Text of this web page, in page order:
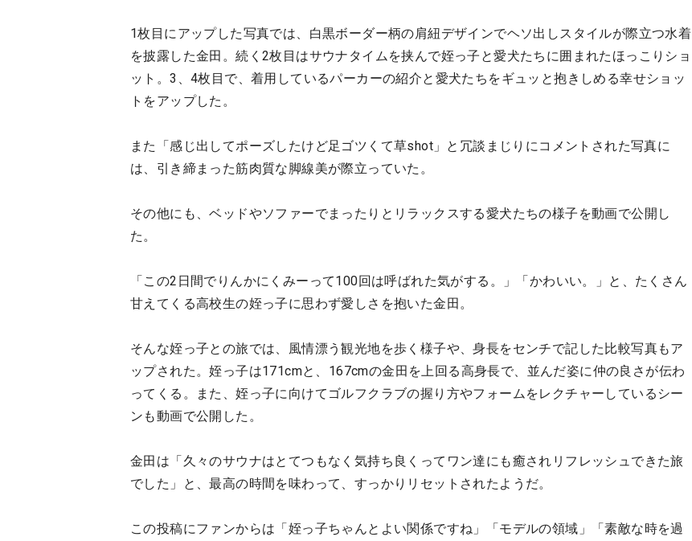
1枚目にアップした写真では、白黒ボーダー柄の肩紐デザインでヘソ出しスタイルが際立つ水着
を披露した金田。続く2枚目はサウナタイムを挟んで姪っ子と愛犬たちに囲まれたほっこりショ
ット。3、4枚目で、着用しているパーカーの紹介と愛犬たちをギュッと抱きしめる幸せショッ
トをアップした。
また「感じ出してポーズしたけど足ゴツくて草shot」と冗談まじりにコメントされた写真に
は、引き締まった筋肉質な脚線美が際立っていた。
その他にも、ベッドやソファーでまったりとリラックスする愛犬たちの様子を動画で公開し
た。
「この2日間でりんかにくみーって100回は呼ばれた気がする。」「かわいい。」と、たくさん
甘えてくる高校生の姪っ子に思わず愛しさを抱いた金田。
そんな姪っ子との旅では、風情漂う観光地を歩く様子や、身長をセンチで記した比較写真もア
ップされた。姪っ子は171cmと、167cmの金田を上回る高身長で、並んだ姿に仲の良さが伝わ
ってくる。また、姪っ子に向けてゴルフクラブの握り方やフォームをレクチャーしているシー
ンも動画で公開した。
金田は「久々のサウナはとてつもなく気持ち良くってワン達にも癒されリフレッシュできた旅
でした」と、最高の時間を味わって、すっかりリセットされたようだ。
この投稿にファンからは「姪っ子ちゃんとよい関係ですね」「モデルの領域」「素敵な時を過